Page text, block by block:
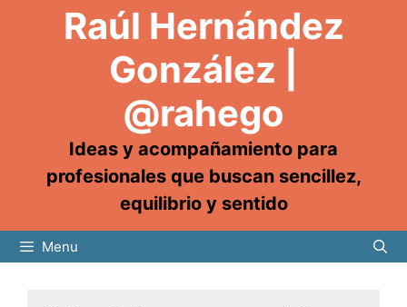
Raúl Hernández
González |
@rahego
Ideas y acompañamiento para
profesionales que buscan sencillez,
equilibrio y sentido
Menu